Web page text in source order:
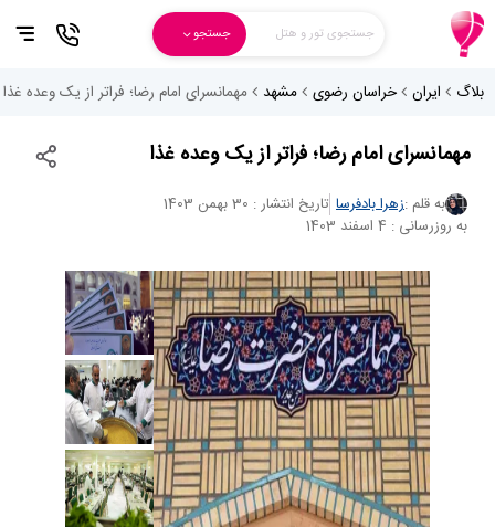
جستجوی تور و هتل جستجو
بلاگ ایران خراسان رضوی مشهد مهمانسرای امام رضا؛ فراتر از یک وعده غذا
مهمانسرای امام رضا؛ فراتر از یک وعده غذا
به قلم :زهرا بادفرسا تاریخ انتشار : 30 بهمن 1403
به روزرسانی : 4 اسفند 1403